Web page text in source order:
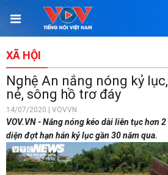
XÃ HỘI
Nghệ An nắng nóng kỷ
nẻ, sông hồ trơ đáy
14/07/2020 | VOVVN
VOV.VN - Nắng nóng kéo dài liên tục hơn
diện đợt hạn hán kỷ lục gần 30 năm qua.